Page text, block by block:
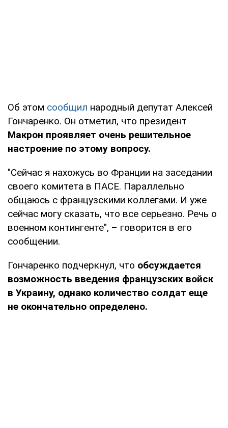
Об этом сообщил народный депутат Алексей
Гончаренко. Он отметил, что президент
Макрон проявляет очень решительное
настроение по этому вопросу.
"Сейчас я нахожусь во Франции на заседании
своего комитета в ПАСЕ. Параллельно
общаюсь с французскими коллегами. И уже
сейчас могу сказать, что все серьезно. Речь о
военном контингенте", – говорится в его
сообщении.
Гончаренко подчеркнул, что обсуждается
возможность введения французских войск
в Украину, однако количество солдат еще
не окончательно определено.